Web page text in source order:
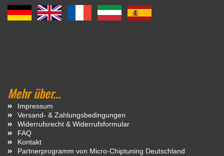
Mehr über...
Impressum
Versand- & Zahlungsbedingungen
Widerrufsrecht & Widerrufsformular
FAQ
Kontakt
Partnerprogramm von Micro-Chiptuning Deutschland